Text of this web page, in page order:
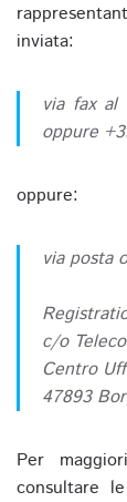
inviata:
via fax al
oppure
oppure:
via posta
c/o
Centro
47893
Per
consultare